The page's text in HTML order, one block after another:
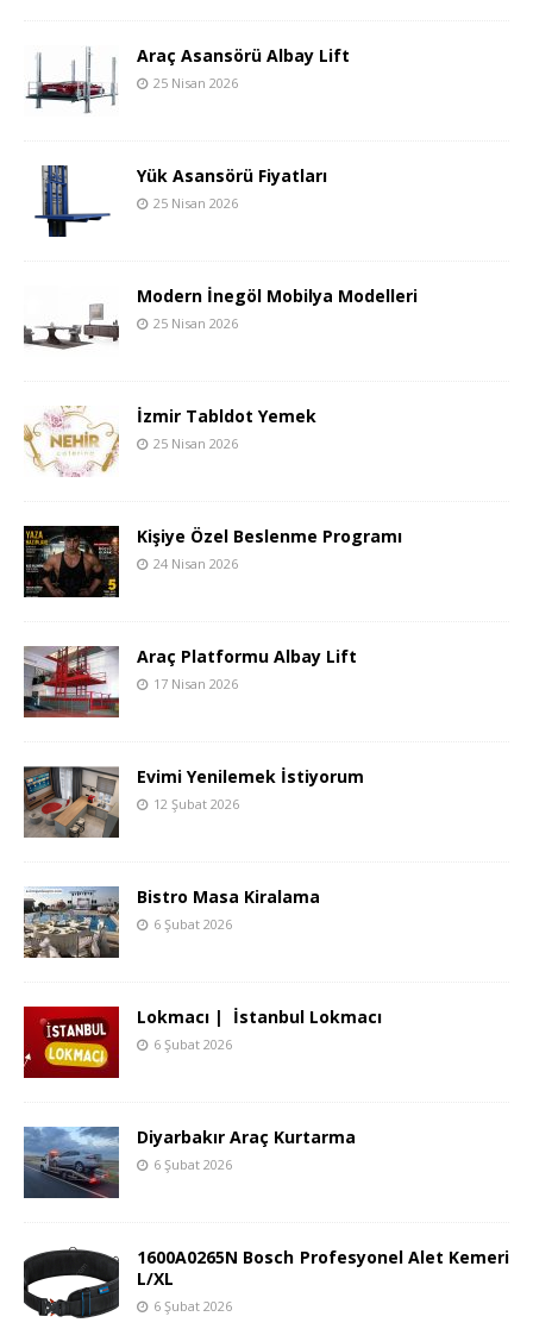
Araç Asansörü Albay Lift
25 Nisan 2026
Yük Asansörü Fiyatları
25 Nisan 2026
Modern İnegöl Mobilya Modelleri
25 Nisan 2026
İzmir Tabldot Yemek
25 Nisan 2026
Kişiye Özel Beslenme Programı
24 Nisan 2026
Araç Platformu Albay Lift
17 Nisan 2026
Evimi Yenilemek İstiyorum
12 Şubat 2026
Bistro Masa Kiralama
6 Şubat 2026
Lokmacı | İstanbul Lokmacı
6 Şubat 2026
Diyarbakır Araç Kurtarma
6 Şubat 2026
1600A0265N Bosch Profesyonel Alet Kemeri
L/XL
6 Şubat 2026